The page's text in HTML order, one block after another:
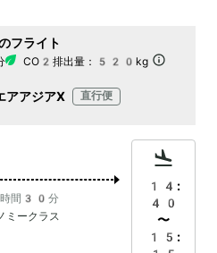
フライト
CO2排出量： 520kg
アアジアX 直行便
間30分
ミークラス
14:
40
〜
15: